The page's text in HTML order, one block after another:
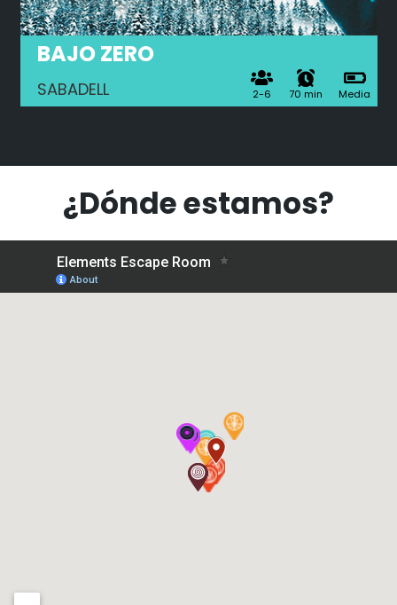
BAJO ZERO
SABADELL 2-6 70 min Media
¿Dónde estamos?